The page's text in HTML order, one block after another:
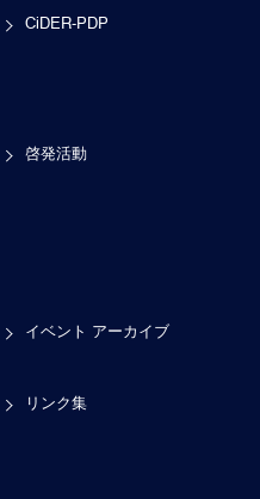
CiDER-PDP
啓発活動
イベント アーカイブ
リンク集